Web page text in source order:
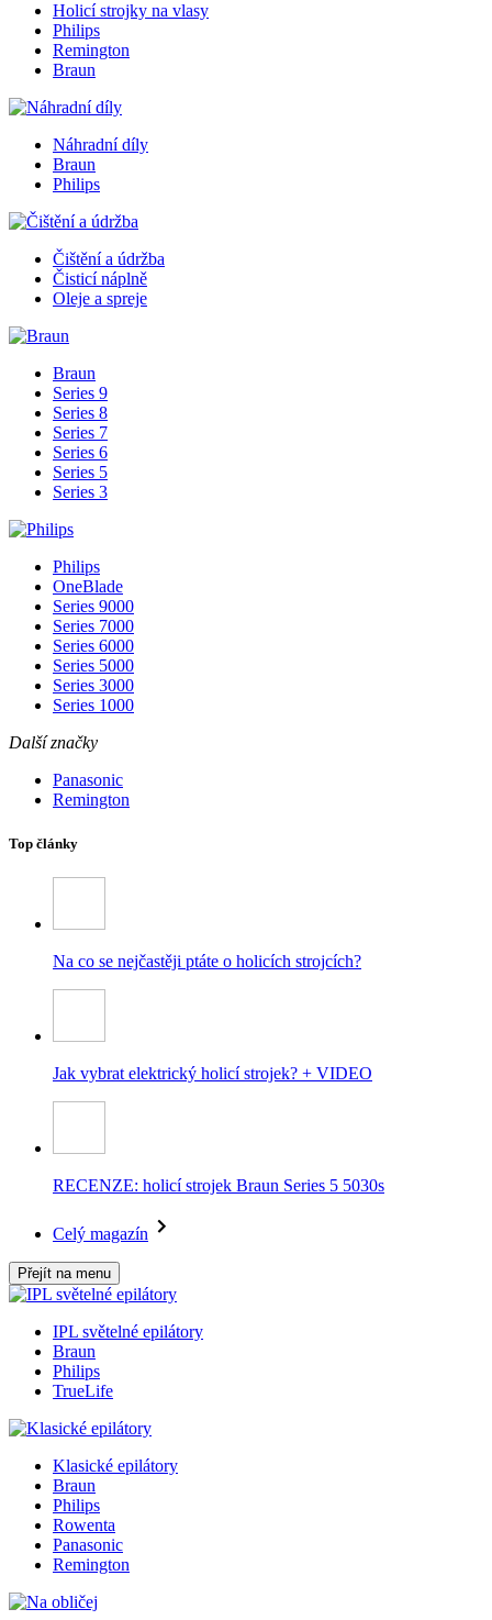
Holicí strojky na vlasy
Philips
Remington
Braun
Náhradní díly
Braun
Philips
Čištění a údržba
Čisticí náplně
Oleje a spreje
Braun
Series 9
Series 8
Series 7
Series 6
Series 5
Series 3
Philips
OneBlade
Series 9000
Series 7000
Series 6000
Series 5000
Series 3000
Series 1000
Další značky
Panasonic
Remington
Top články
Na co se nejčastěji ptáte o holicích strojcích?
Jak vybrat elektrický holicí strojek? + VIDEO
RECENZE: holicí strojek Braun Series 5 5030s
Celý magazín
Přejít na menu
IPL světelné epilátory
Braun
Philips
TrueLife
Klasické epilátory
Braun
Philips
Rowenta
Panasonic
Remington